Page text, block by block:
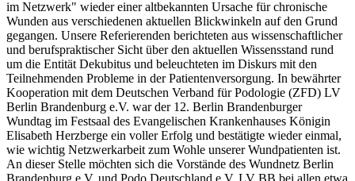
im Netzwerk" wieder einer altbekannten Ursache für chronische
Wunden aus verschiedenen aktuellen Blickwinkeln auf den Grund
gegangen. Unsere Referierenden berichteten aus wissenschaftlicher
und berufspraktischer Sicht über den aktuellen Wissensstand rund
um die Entität Dekubitus und beleuchteten im Diskurs mit den
Teilnehmenden Probleme in der Patientenversorgung. In bewährter
Kooperation mit dem Deutschen Verband für Podologie (ZFD) LV
Berlin Brandenburg e.V. war der 12. Berlin Brandenburger
Wundtag im Festsaal des Evangelischen Krankenhauses Königin
Elisabeth Herzberge ein voller Erfolg und bestätigte wieder einmal,
wie wichtig Netzwerkarbeit zum Wohle unserer Wundpatienten ist.
An dieser Stelle möchten sich die Vorstände des Wundnetz Berlin